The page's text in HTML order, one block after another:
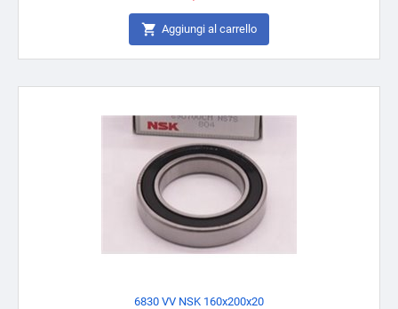
 Aggiungi al carrello
6830 VV NSK 160x200x20